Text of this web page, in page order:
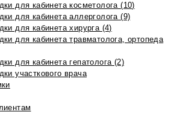
для кабинета косметолога (10)
для кабинета аллерголога (9)
для кабинета хирурга (4)
для кабинета травматолога, ортопеда
для кабинета гепатолога (2)
участкового врача